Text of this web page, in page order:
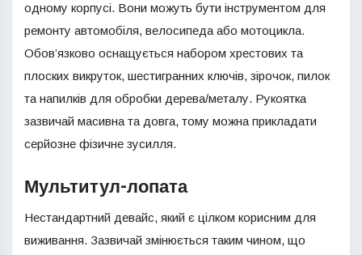
одному корпусі. Вони можуть бути інструментом для
ремонту автомобіля, велосипеда або мотоцикла.
Обов’язково оснащується набором хрестових та
плоских викруток, шестигранних ключів, зірочок, пилок
та напилків для обробки дерева/металу. Рукоятка
зазвичай масивна та довга, тому можна прикладати
серйозне фізичне зусилля.
Мультитул-лопата
Нестандартний девайс, який є цілком корисним для
виживання. Зазвичай змінюється таким чином, що